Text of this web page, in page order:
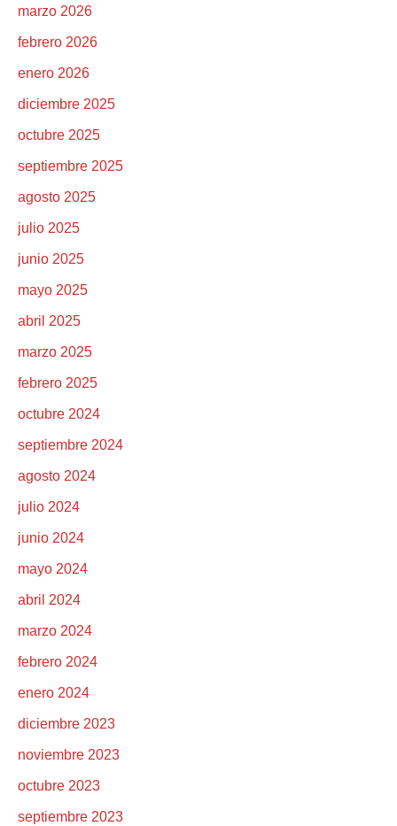
marzo 2026
febrero 2026
enero 2026
diciembre 2025
octubre 2025
septiembre 2025
agosto 2025
julio 2025
junio 2025
mayo 2025
abril 2025
marzo 2025
febrero 2025
octubre 2024
septiembre 2024
agosto 2024
julio 2024
junio 2024
mayo 2024
abril 2024
marzo 2024
febrero 2024
enero 2024
diciembre 2023
noviembre 2023
octubre 2023
septiembre 2023